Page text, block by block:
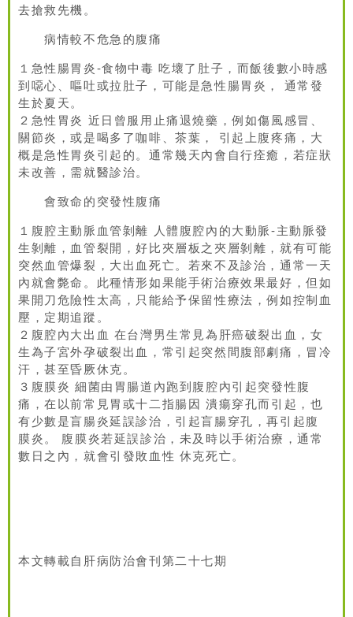
去搶救先機。
病情較不危急的腹痛
１急性腸胃炎-食物中毒 吃壞了肚子，而飯後數小時感
到噁心、嘔吐或拉肚子，可能是急性腸胃炎， 通常發
生於夏天。
２急性胃炎 近日曾服用止痛退燒藥，例如傷風感冒、
關節炎，或是喝多了咖啡、茶葉， 引起上腹疼痛，大
概是急性胃炎引起的。通常幾天內會自行痊癒，若症狀
未改善，需就醫診治。
會致命的突發性腹痛
１腹腔主動脈血管剝離 人體腹腔內的大動脈-主動脈發
生剝離，血管裂開，好比夾層板之夾層剝離，就有可能
突然血管爆裂，大出血死亡。若來不及診治，通常一天
內就會斃命。此種情形如果能手術治療效果最好，但如
果開刀危險性太高，只能給予保留性療法，例如控制血
壓，定期追蹤。
２腹腔內大出血 在台灣男生常見為肝癌破裂出血，女
生為子宮外孕破裂出血，常引起突然間腹部劇痛，冒冷
汗，甚至昏厥休克。
３腹膜炎 細菌由胃腸道內跑到腹腔內引起突發性腹
痛，在以前常見胃或十二指腸因 潰瘍穿孔而引起，也
有少數是盲腸炎延誤診治，引起盲腸穿孔，再引起腹
膜炎。 腹膜炎若延誤診治，未及時以手術治療，通常
數日之內，就會引發敗血性 休克死亡。
本文轉載自肝病防治會刊第二十七期